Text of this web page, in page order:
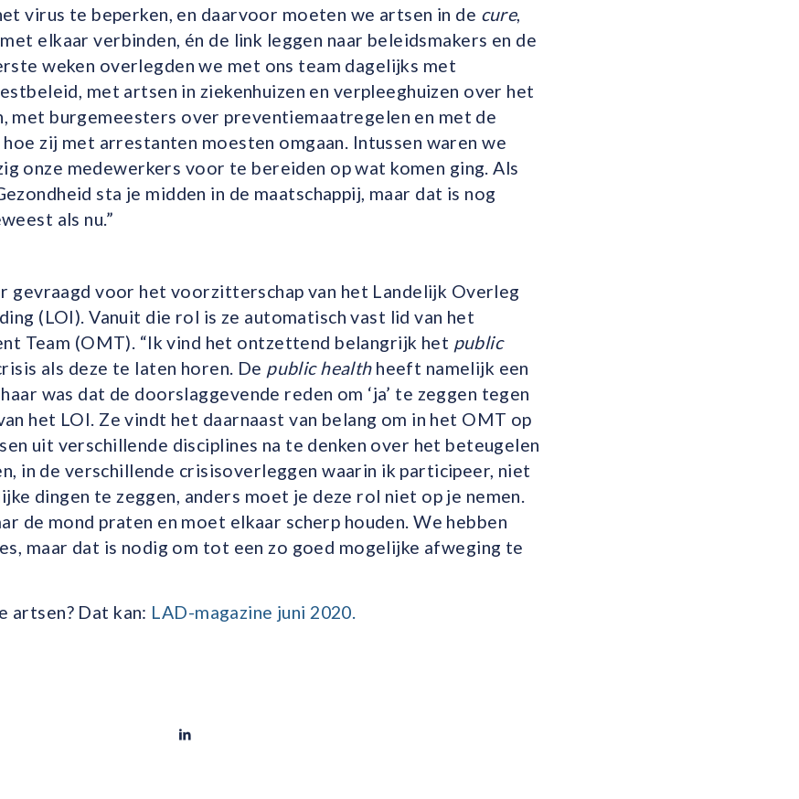
virus te beper­ken, en daarvoor moeten we artsen in de cure,
elkaar verbinden, én de link leggen naar beleids­makers en de
weken overlegden we met ons team dage­lijks met
met artsen in ziekenhuizen en verpleeghuizen over het
met burge­meesters over preventiemaatregelen en met de
zij met arrestanten moesten omgaan. Intussen waren we
onze medewerkers voor te bereiden op wat komen ging. Als
sta je midden­ in de maatschappij, maar dat is nog
als nu.”
gevraagd voor het voorzitterschap van het Landelijk Overleg
(LOI). Vanuit die rol is ze automatisch vast lid van het
Team (OMT). “Ik vind het ontzettend belangrijk het public
als deze te laten horen. De public healthheeft namelijk een
was dat de doorslaggevende reden om ‘ja’ te zeggen tegen
het LOI. Ze vindt het daarnaast van belang om in het OMT op
uit verschillende disciplines na te denken over het beteugelen
in de verschillende crisisoverleggen waarin ik participeer, niet
dingen te zeggen, anders moet je deze rol niet op je nemen.
de mond praten en moet elkaar scherp houden. We hebben
maar dat is nodig om tot een zo goed mogelijke afweging te
artsen? Dat kan: LAD-magazine juni 2020.